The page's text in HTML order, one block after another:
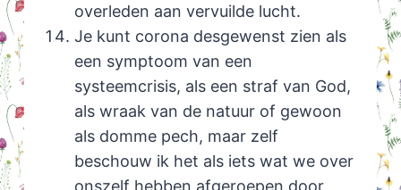
overleden aan vervuilde lucht.
Je kunt corona desgewenst zien als
een symptoom van een
systeemcrisis, als een straf van God,
als wraak van de natuur of gewoon
als domme pech, maar zelf
beschouw ik het als iets wat we over
onszelf hebben afgeroepen door